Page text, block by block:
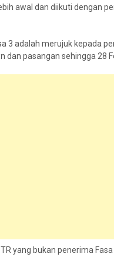
awal dan diikuti dengan
3 adalah merujuk kepada
pasangan sehingga 28
yang bukan penerima